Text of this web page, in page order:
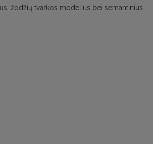
žodžių tvarkos modelius bei semantinius